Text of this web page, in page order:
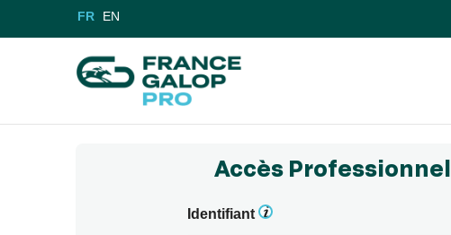
FR EN
Accès Professionnel
Identifiant